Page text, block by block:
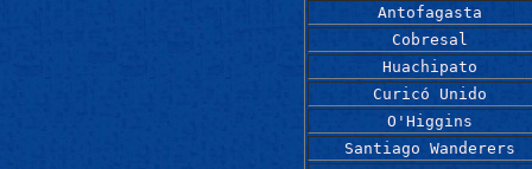
Antofagasta
Cobresal
Huachipato
Curicó Unido
O'Higgins
Santiago Wanderers